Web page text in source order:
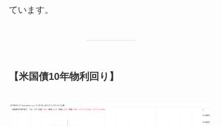
ています。
【米国債10年物利回り】